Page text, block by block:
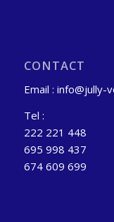
CONTACT
Email : info@jully-
Tel :
222 221 448
695 998 437
674 609 699